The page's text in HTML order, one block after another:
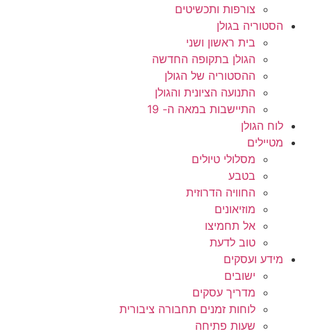
צורפות ותכשיטים
הסטוריה בגולן
בית ראשון ושני
הגולן בתקופה החדשה
ההסטוריה של הגולן
התנועה הציונית והגולן
התיישבות במאה ה- 19
לוח הגולן
מטיילים
מסלולי טיולים
בטבע
החוויה הדרוזית
מוזיאונים
אל תחמיצו
טוב לדעת
מידע ועסקים
ישובים
מדריך עסקים
לוחות זמנים תחבורה ציבורית
שעות פתיחה